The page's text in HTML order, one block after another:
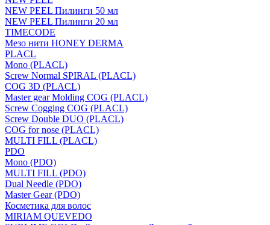
NEW PEEL Пилинги 50 мл
NEW PEEL Пилинги 20 мл
TIMECODE
Мезо нити HONEY DERMA
PLACL
Mono (PLACL)
Screw Normal SPIRAL (PLACL)
COG 3D (PLACL)
Master gear Molding COG (PLACL)
Screw Cogging COG (PLACL)
Screw Double DUO (PLACL)
COG for nose (PLACL)
MULTI FILL (PLACL)
PDO
Mono (PDO)
MULTI FILL (PDO)
Dual Needle (PDO)
Master Gear (PDO)
Косметика для волос
MIRIAM QUEVEDO